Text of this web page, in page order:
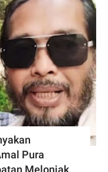
Pura
Melonjak